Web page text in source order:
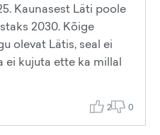
Kaunasest Läti poole
2030. Kõige
olevat Lätis, seal ei
ei kujuta ette ka millal
2 0